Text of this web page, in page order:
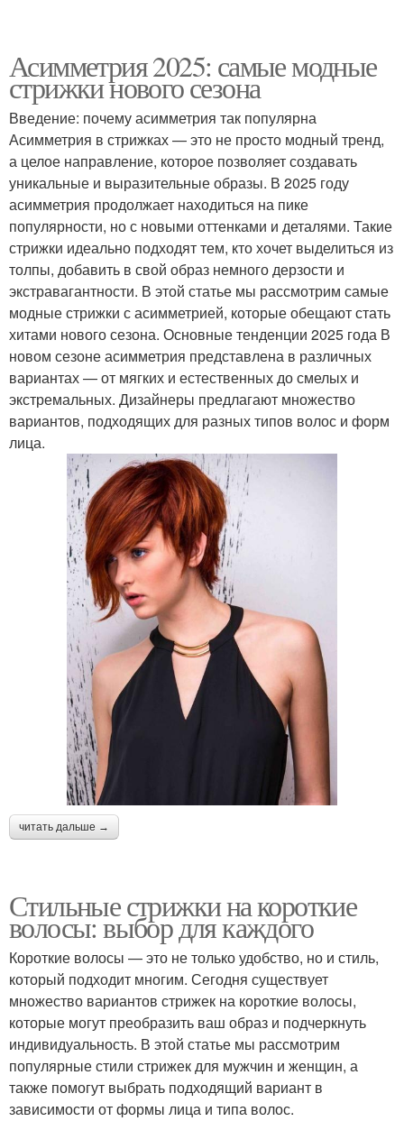
Асимметрия 2025: самые модные
стрижки нового сезона
Введение: почему асимметрия так популярна
Асимметрия в стрижках — это не просто модный тренд,
а целое направление, которое позволяет создавать
уникальные и выразительные образы. В 2025 году
асимметрия продолжает находиться на пике
популярности, но с новыми оттенками и деталями. Такие
стрижки идеально подходят тем, кто хочет выделиться из
толпы, добавить в свой образ немного дерзости и
экстравагантности. В этой статье мы рассмотрим самые
модные стрижки с асимметрией, которые обещают стать
хитами нового сезона. Основные тенденции 2025 года В
новом сезоне асимметрия представлена в различных
вариантах — от мягких и естественных до смелых и
экстремальных. Дизайнеры предлагают множество
вариантов, подходящих для разных типов волос и форм
лица.
читать дальше →
Стильные стрижки на короткие
волосы: выбор для каждого
Короткие волосы — это не только удобство, но и стиль,
который подходит многим. Сегодня существует
множество вариантов стрижек на короткие волосы,
которые могут преобразить ваш образ и подчеркнуть
индивидуальность. В этой статье мы рассмотрим
популярные стили стрижек для мужчин и женщин, а
также помогут выбрать подходящий вариант в
зависимости от формы лица и типа волос.